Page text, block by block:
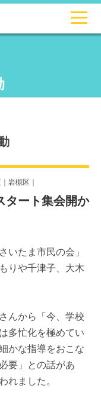
岩槻区
ート集会開か
いたま市民の会」
りや千津子、大木
んから「今、学校
多忙化を極めてい
かな指導をおこな
要」との話があ
れました。